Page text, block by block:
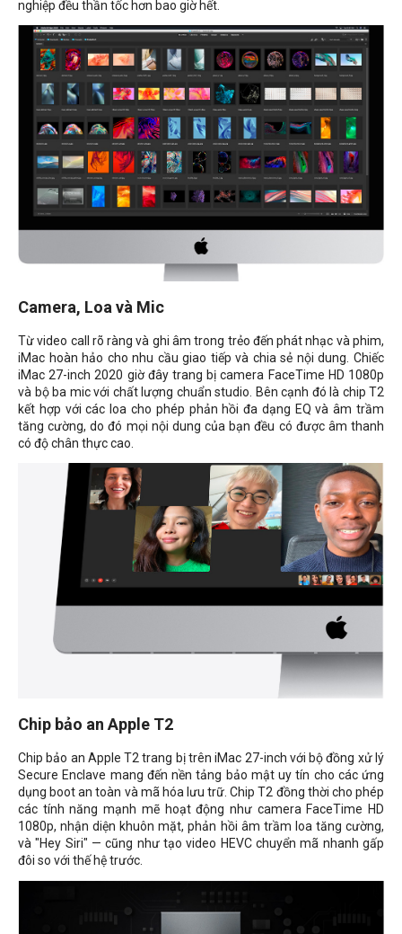
nghiệp đều thần tốc hơn bao giờ hết.
Camera, Loa và Mic
Từ video call rõ ràng và ghi âm trong trẻo đến phát nhạc và phim,
iMac hoàn hảo cho nhu cầu giao tiếp và chia sẻ nội dung. Chiếc
iMac 27-inch 2020 giờ đây trang bị camera FaceTime HD 1080p
và bộ ba mic với chất lượng chuẩn studio. Bên cạnh đó là chip T2
kết hợp với các loa cho phép phản hồi đa dạng EQ và âm trầm
tăng cường, do đó mọi nội dung của bạn đều có được âm thanh
có độ chân thực cao.
Chip bảo an Apple T2
Chip bảo an Apple T2 trang bị trên iMac 27-inch với bộ đồng xử lý
Secure Enclave mang đến nền tảng bảo mật uy tín cho các ứng
dụng boot an toàn và mã hóa lưu trữ. Chip T2 đồng thời cho phép
các tính năng mạnh mẽ hoạt động như camera FaceTime HD
1080p, nhận diện khuôn mặt, phản hồi âm trầm loa tăng cường,
và "Hey Siri" — cũng như tạo video HEVC chuyển mã nhanh gấp
đôi so với thế hệ trước.